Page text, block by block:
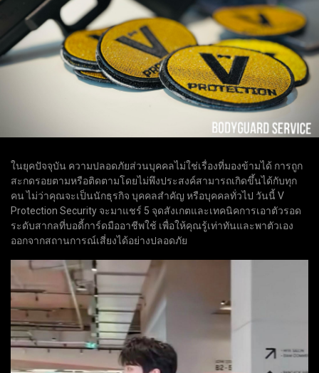
ในยุคปัจจุบัน ความปลอดภัยส่วนบุคคลไม่ใช่เรื่องที่มองข้ามได้ การถูก
สะกดรอยตามหรือติดตามโดยไม่พึงประสงค์สามารถเกิดขึ้นได้กับทุก
คน ไม่ว่าคุณจะเป็นนักธุรกิจ บุคคลสำคัญ หรือบุคคลทั่วไป วันนี้ V
Protection Security จะมาแชร์ 5 จุดสังเกตและเทคนิคการเอาตัวรอด
ระดับสากลที่บอดี้การ์ดมืออาชีพใช้ เพื่อให้คุณรู้เท่าทันและพาตัวเอง
ออกจากสถานการณ์เสี่ยงได้อย่างปลอดภัย